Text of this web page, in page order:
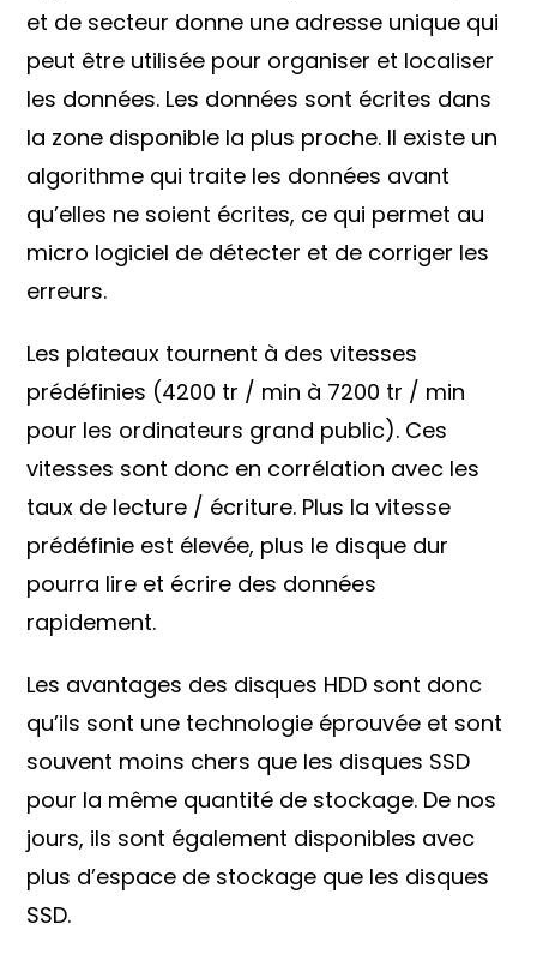
et de secteur donne une adresse unique qui
peut être utilisée pour organiser et localiser
les données. Les données sont écrites dans
la zone disponible la plus proche. Il existe un
algorithme qui traite les données avant
qu’elles ne soient écrites, ce qui permet au
micro logiciel de détecter et de corriger les
erreurs.
Les plateaux tournent à des vitesses
prédéfinies (4200 tr / min à 7200 tr / min
pour les ordinateurs grand public). Ces
vitesses sont donc en corrélation avec les
taux de lecture / écriture. Plus la vitesse
prédéfinie est élevée, plus le disque dur
pourra lire et écrire des données
rapidement.
Les avantages des disques HDD sont donc
qu’ils sont une technologie éprouvée et sont
souvent moins chers que les disques SSD
pour la même quantité de stockage. De nos
jours, ils sont également disponibles avec
plus d’espace de stockage que les disques
SSD.